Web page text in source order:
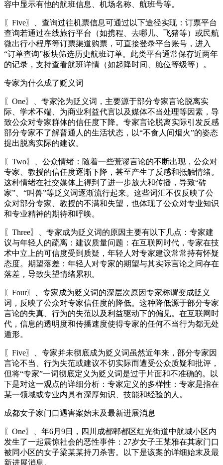
容中显示有他的航班信息、机场名称、航班号等。
〖Five〗、查询过往机票信息可通过以下途径实现：订票平台
查询若通过在线旅行平台（如携程、去哪儿、飞猪等）或民航
微出行小程序等订票渠道购票，可直接登录平台账号，进入
“订单查询”板块筛选历史航班订单。此类平台通常保存近两年
的记录，支持查看航班详情（如起降时间、舱位等级等）。
专家为什么成了贬义词
〖One〗、专家沦为贬义词，主要源于部分专家言论脱离实
际、学术不端、为商业利益代言以及媒体不当处理等因素，导
致公众对专家群体的信任度下降。专家言论脱离实际引发反感
部分专家不了解普通人的生活状态，以“不食人间烟火”的姿态
提出脱离实际的建议。
〖Two〗、公众情绪：随着一些荒谬言论的不断出现，公众对
专家、教授的信任度逐渐下降，甚至产生了反感和抵触情绪。
这种情绪在社交媒体上得到了进一步放大和传播，导致“砖
家”、“叫兽”等贬义词逐渐流行起来。这些词汇不仅反映了公
众对部分专家、教授的不满和失望，也体现了公众对专业知识
和专业精神的期待和呼唤。
〖Three〗、专家成为贬义词的原因主要有以下几点：专家建
议与年轻人的疏离：建议质量问题：在互联网时代，专家在技
术中立上的可信度受到质疑，年轻人对专家建议常常持有怀疑
态度。期望落差：年轻人对专家的期望与其实际言论之间存在
落差，导致失望情绪累积。
〖Four〗、专家成为贬义词的深层次原因专家称谓变成贬义
词，反映了公众对专家信任度的降低。这种降低源于部分专家
言论的失真、行为的失范以及利益驱动下的偏见。在互联网时
代，信息的透明度和传播速度使得专家的任何不当行为都无处
遁形。
〖Five〗、专家并未彻底成为贬义词虽然近年来，部分专家因
言论不当、行为失范或建议不切实际而遭受公众质疑和批评，
但将“专家”一词彻底定义为贬义词是过于片面和不准确的。以
下是对这一观点的详细分析：专家定义的多样性：专家是指在
某一领域或专业内具有深厚知识、技能和经验的人。
成都女子家门口遇害案始末及最新进展消息
〖One〗、年6月9日，四川成都郫都区红光街道中航城小区内
发生了一起震惊社会的恶性事件：27岁女子王某雅在其家门口
被同小区的女子梁某某持刀杀害。以下是该案的详细始末及最
新进展消息。